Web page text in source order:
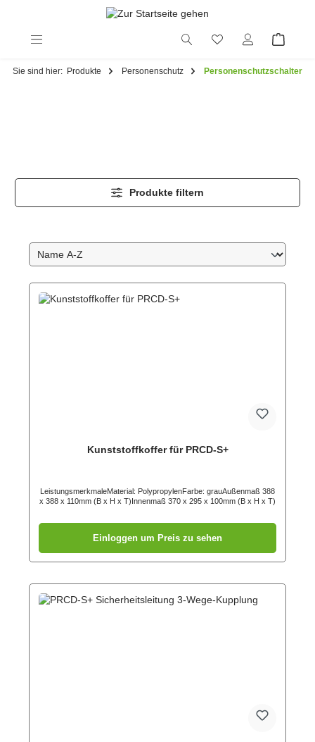
Sie sind hier: Produkte Personenschutz Personenschutzschalter
Produkte filtern
Kunststoffkoffer für PRCD-S+
LeistungsmerkmaleMaterial: PolypropylenFarbe: grauAußenmaß 388
x 388 x 110mm (B x H x T)Innenmaß 370 x 295 x 100mm (B x H x T)
Einloggen um Preis zu sehen